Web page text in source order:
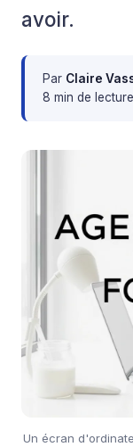
avoir.
Par Claire
8 min de lecture
Un écran